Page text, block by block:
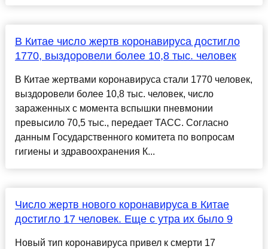
В Китае число жертв коронавируса достигло
1770, выздоровели более 10,8 тыс. человек
В Китае жертвами коронавируса стали 1770 человек,
выздоровели более 10,8 тыс. человек, число
зараженных с момента вспышки пневмонии
превысило 70,5 тыс., передает ТАСС. Согласно
данным Государственного комитета по вопросам
гигиены и здравоохранения К...
Число жертв нового коронавируса в Китае
достигло 17 человек. Еще с утра их было 9
Новый тип коронавируса привел к смерти 17